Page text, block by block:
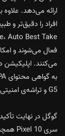
افراد را دقیق‌تر و
G5 و تراشه‌ی امنیتی Titan M2 انجام می‌گیرد.
گوگل در نهایت